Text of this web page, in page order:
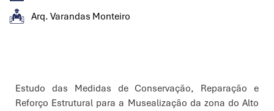
Arq. Varandas Monteiro
Estudo das Medidas de Conservação, Reparação e
Reforço Estrutural para a Musealização da zona do Alto